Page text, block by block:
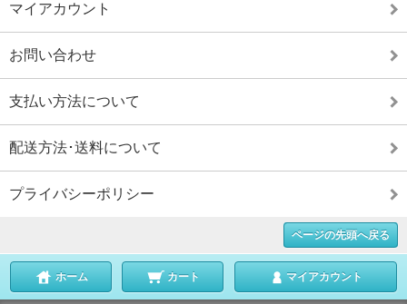
マイアカウント
お問い合わせ
支払い方法について
配送方法･送料について
プライバシーポリシー
ページの先頭へ戻る
ホーム カート マイアカウント